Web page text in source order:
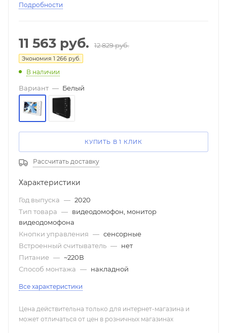
управление функциями. Адресный интерком.
(блок питания встроенный).
Подробности
11 563 руб. 12 829руб.
Экономия 1 266 руб.
В наличии
Вариант — Белый
КУПИТЬ В 1 КЛИК
Рассчитать доставку
Характеристики
Год выпуска — 2020
Тип товара — видеодомофон, монитор
видеодомофона
Кнопки управления — сенсорные
Встроенный считыватель — нет
Питание — ~220В
Способ монтажа — накладной
Все характеристики
Цена действительна только для интернет-магазина и
может отличаться от цен в розничных магазинах